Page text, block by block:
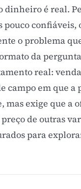
dinheiro é real.
pouco confiáveis,
o problema
da
real:
campo em que a
exige que a
de outras
para